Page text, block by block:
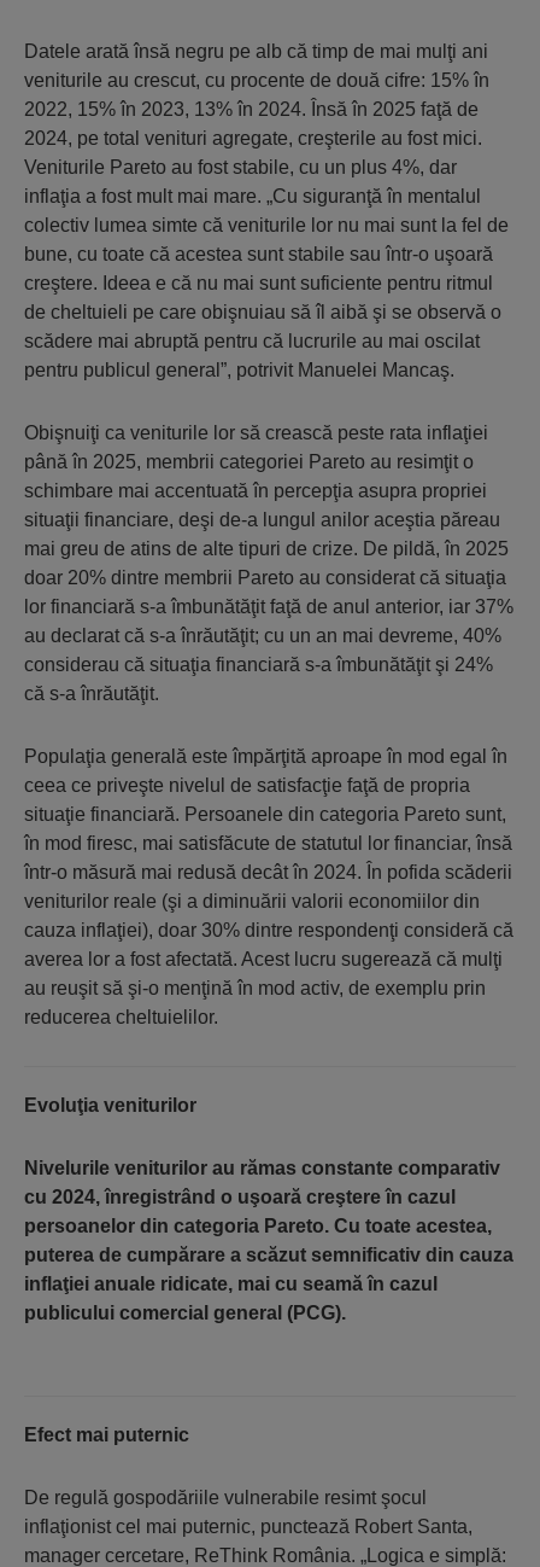
Datele arată însă negru pe alb că timp de mai mulţi ani
veniturile au crescut, cu procente de două cifre: 15% în
2022, 15% în 2023, 13% în 2024. Însă în 2025 faţă de
2024, pe total venituri agregate, creşterile au fost mici.
Veniturile Pareto au fost stabile, cu un plus 4%, dar
inflaţia a fost mult mai mare. „Cu siguranţă în mentalul
colectiv lumea simte că veniturile lor nu mai sunt la fel de
bune, cu toate că acestea sunt stabile sau într-o uşoară
creştere. Ideea e că nu mai sunt suficiente pentru ritmul
de cheltuieli pe care obişnuiau să îl aibă şi se observă o
scădere mai abruptă pentru că lucrurile au mai oscilat
pentru publicul general”, potrivit Manuelei Mancaş.
Obişnuiţi ca veniturile lor să crească peste rata inflaţiei
până în 2025, membrii categoriei Pareto au resimţit o
schimbare mai accentuată în percepţia asupra propriei
situaţii financiare, deşi de-a lungul anilor aceştia păreau
mai greu de atins de alte tipuri de crize. De pildă, în 2025
doar 20% dintre membrii Pareto au considerat că situaţia
lor financiară s-a îmbunătăţit faţă de anul anterior, iar 37%
au declarat că s-a înrăutăţit; cu un an mai devreme, 40%
considerau că situaţia financiară s-a îmbunătăţit şi 24%
că s-a înrăutăţit.
Populaţia generală este împărţită aproape în mod egal în
ceea ce priveşte nivelul de satisfacţie faţă de propria
situaţie financiară. Persoanele din categoria Pareto sunt,
în mod firesc, mai satisfăcute de statutul lor financiar, însă
într-o măsură mai redusă decât în 2024. În pofida scăderii
veniturilor reale (şi a diminuării valorii economiilor din
cauza inflaţiei), doar 30% dintre respondenţi consideră că
averea lor a fost afectată. Acest lucru sugerează că mulţi
au reuşit să şi-o menţină în mod activ, de exemplu prin
reducerea cheltuielilor.
Evoluţia veniturilor
Nivelurile veniturilor au rămas constante comparativ
cu 2024, înregistrând o uşoară creştere în cazul
persoanelor din categoria Pareto. Cu toate acestea,
puterea de cumpărare a scăzut semnificativ din cauza
inflaţiei anuale ridicate, mai cu seamă în cazul
publicului comercial general (PCG).
Efect mai puternic
De regulă gospodăriile vulnerabile resimt şocul
inflaţionist cel mai puternic, punctează Robert Santa,
manager cercetare, ReThink România. „Logica e simplă: